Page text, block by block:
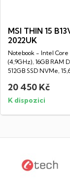
MSI THIN 15
2022UK
Notebook - Intel Core
(4,9GHz), 16GB RAM
512GB SSD NVMe,
20 450 Kč
K dispozici